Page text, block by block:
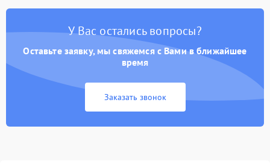
процессора
Повреждение внутренних
проводов
500 ₽
Неисправность Wi-
Fi/Bluetooth модуля
1500 ₽
изображения
У Вас остались вопросы?
Оставьте заявку, мы свяжемся с Вами в ближайшее
время
Заказать звонок